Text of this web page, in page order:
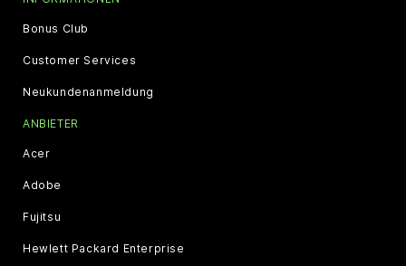
Bonus Club
Customer Services
Neukundenanmeldung
ANBIETER
Acer
Adobe
Fujitsu
Hewlett Packard Enterprise